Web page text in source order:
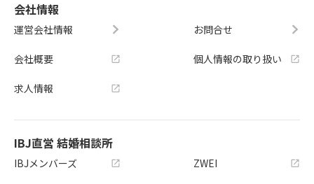
会社情報
運営会社情報
会社概要
求人情報
お問合せ
個人情報の取り扱い
IBJ直営 結婚相談所
IBJメンバーズ ZWEI